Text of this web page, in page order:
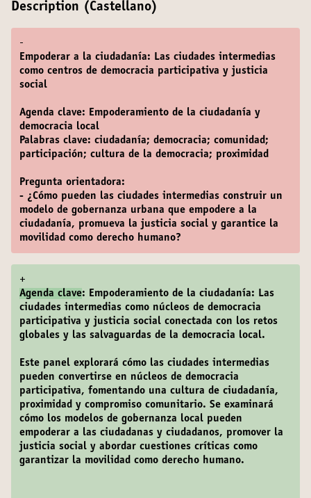
Description (Castellano)
-
Empoderar a la ciudadanía: Las ciudades intermedias
como centros de democracia participativa y justicia
social
Agenda clave: Empoderamiento de la ciudadanía y
democracia local
Palabras clave: ciudadanía; democracia; comunidad;
participación; cultura de la democracia; proximidad
Pregunta orientadora:
- ¿Cómo pueden las ciudades intermedias construir un
modelo de gobernanza urbana que empodere a la
ciudadanía, promueva la justicia social y garantice la
movilidad como derecho humano?
+
Agenda clave: Empoderamiento de la ciudadanía: Las
ciudades intermedias como núcleos de democracia
participativa y justicia social conectada con los retos
globales y las salvaguardas de la democracia local.
Este panel explorará cómo las ciudades intermedias
pueden convertirse en núcleos de democracia
participativa, fomentando una cultura de ciudadanía,
proximidad y compromiso comunitario. Se examinará
cómo los modelos de gobernanza local pueden
empoderar a las ciudadanas y ciudadanos, promover la
justicia social y abordar cuestiones críticas como
garantizar la movilidad como derecho humano.